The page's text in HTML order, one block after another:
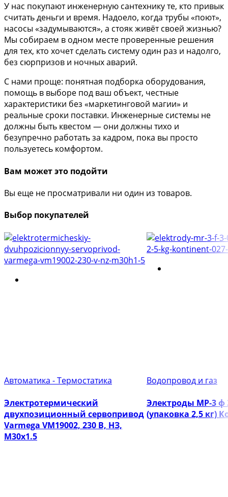
У нас покупают инженерную сантехнику те, кто привык
считать деньги и время. Надоело, когда трубы «поют»,
насосы «задумываются», а стояк живёт своей жизнью?
Мы собираем в одном месте проверенные решения
для тех, кто хочет сделать систему один раз и надолго,
без сюрпризов и ночных аварий.
С нами проще: понятная подборка оборудования,
помощь в выборе под ваш объект, честные
характеристики без «маркетинговой магии» и
реальные сроки поставки. Инженерные системы не
должны быть квестом — они должны тихо и
безупречно работать за кадром, пока вы просто
пользуетесь комфортом.
Вам может это подойти
Вы еще не просматривали ни один из товаров.
Выбор покупателей
Автоматика - Термостатика
Электротермический
двухпозиционный сервопривод
Varmega VM19002, 230 В, НЗ,
M30х1.5
Водопровод и газ
Электроды МР-3
(упаковка 2,5 кг)